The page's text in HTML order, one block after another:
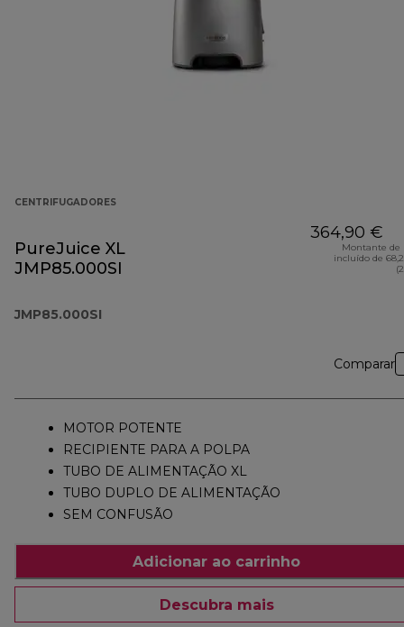
CENTRIFUGADORES
PureJuice XL
JMP85.000SI
JMP85.000SI
364,90 €
Montante de
incluído de
Comparar
MOTOR POTENTE
RECIPIENTE PARA A POLPA
TUBO DE ALIMENTAÇÃO XL
TUBO DUPLO DE ALIMENTAÇÃO
SEM CONFUSÃO
Adicionar ao carrinho
Descubra mais